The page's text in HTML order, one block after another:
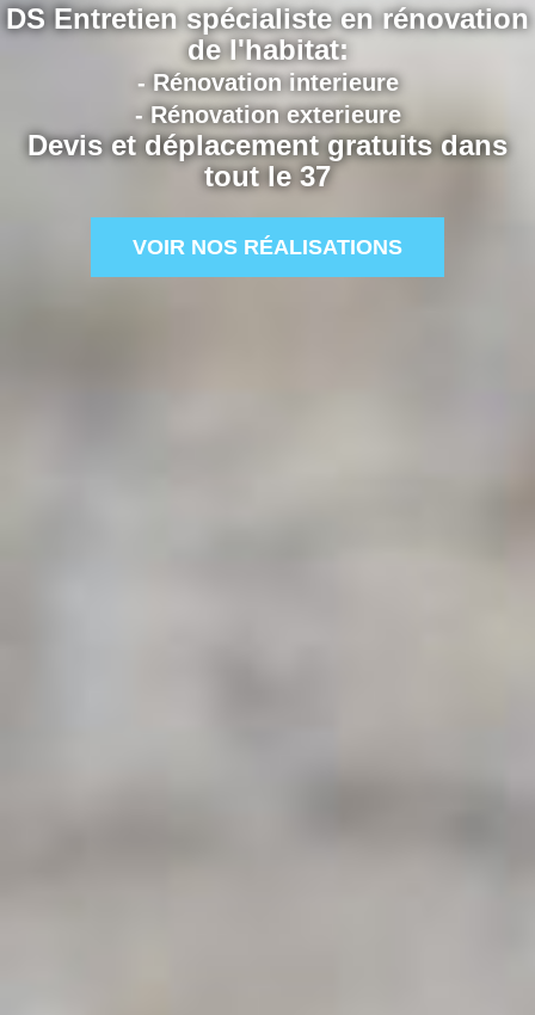
DS Entretien spécialiste en rénovation
de l'habitat:
- Rénovation interieure
- Rénovation exterieure
Devis et déplacement gratuits dans
tout le 37
VOIR NOS RÉALISATIONS